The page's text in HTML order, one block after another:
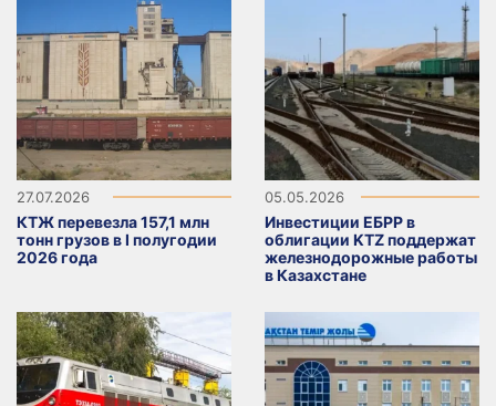
27.07.2026
КТЖ перевезла 157,1 млн
тонн грузов в I полугодии
2026 года
05.05.2026
Инвестиции ЕБРР в
облигации KTZ поддержат
железнодорожные работы
в Казахстане